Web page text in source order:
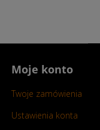
Moje konto
Twoje zamówienia
Ustawienia konta